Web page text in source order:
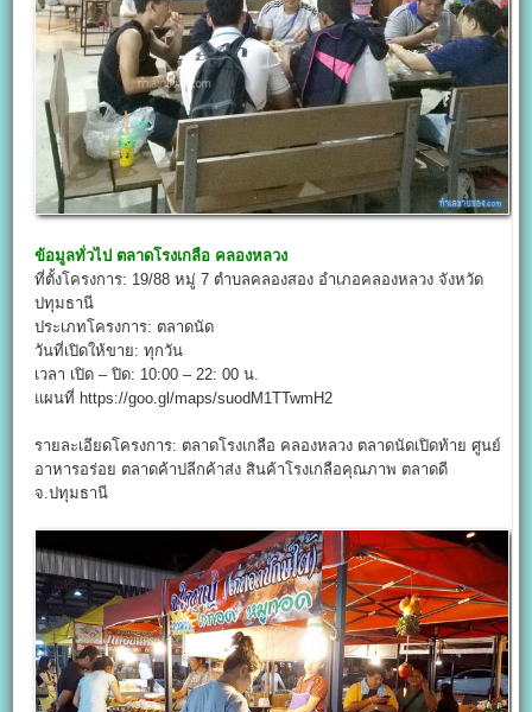
ข้อมูลทั่วไป ตลาดโรงเกลือ คลองหลวง
ที่ตั้งโครงการ: 19/88 หมู่ 7 ตำบลคลองสอง อำเภอคลองหลวง จังหวัด
ปทุมธานี
ประเภทโครงการ: ตลาดนัด
วันที่เปิดให้ขาย: ทุกวัน
เวลา เปิด – ปิด: 10:00 – 22: 00 น.
แผนที่ https://goo.gl/maps/suodM1TTwmH2
รายละเอียดโครงการ: ตลาดโรงเกลือ คลองหลวง ตลาดนัดเปิดท้าย ศูนย์
อาหารอร่อย ตลาดค้าปลีกค้าส่ง สินค้าโรงเกลือคุณภาพ ตลาดดี
จ.ปทุมธานี